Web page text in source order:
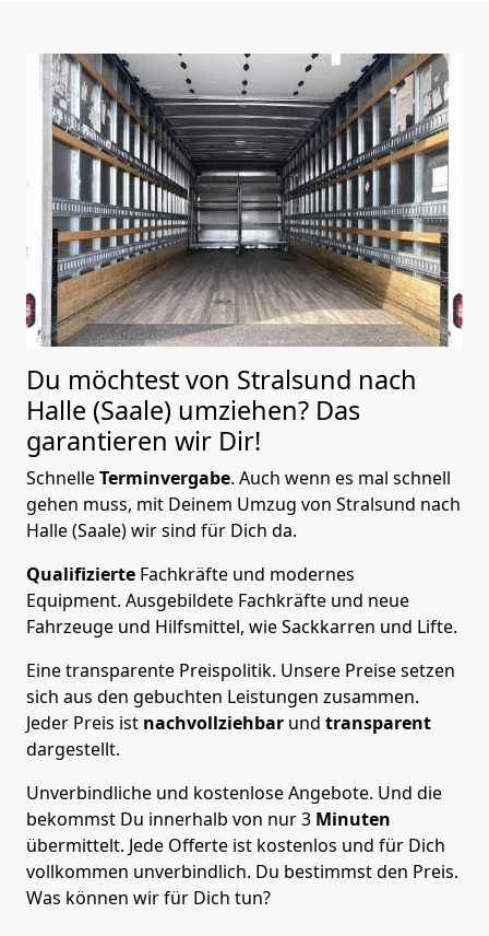
Du möchtest von Stralsund nach
Halle (Saale) umziehen? Das
garantieren wir Dir!
SchnelleTerminvergabe. Auch wenn es mal schnell
gehen muss, mit Deinem Umzug von Stralsund nach
Halle (Saale) wir sind für Dich da.
Qualifizierte Fachkräfte und modernes
Equipment. Ausgebildete Fachkräfte und neue
Fahrzeuge und Hilfsmittel, wie Sackkarren und Lifte.
Eine transparente Preispolitik. Unsere Preise setzen
sich aus den gebuchten Leistungen zusammen.
Jeder Preis ist nachvollziehbar und transparent
dargestellt.
Unverbindliche und kostenlose Angebote. Und die
bekommst Du innerhalb von nur3 Minuten
übermittelt. Jede Offerte ist kostenlos und für Dich
vollkommen unverbindlich. Du bestimmst den Preis.
Was können wir für Dich tun?